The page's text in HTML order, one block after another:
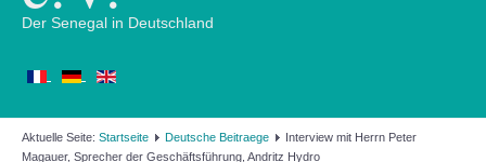
Der Senegal in Deutschland
Aktuelle Seite: Startseite Deutsche Beitraege
Interview mit Herrn Peter
Magauer, Sprecher der Geschäftsführung, Andritz Hydro